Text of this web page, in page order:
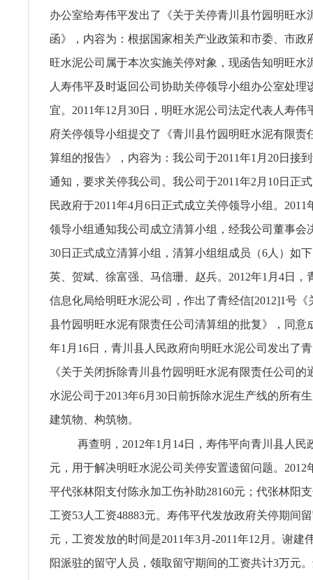
办公室给寿伟平发出了《关于关停青川县竹园明旺水
函》，内容为：根据国家相关产业政策和市委、市政
旺水泥公司属于本次实施关停对象，现函告知明旺水
人寿伟平及时返回公司协助关停领导小组办公室处理
宜。2011年12月30日，明旺水泥公司法定代表人寿伟
府关停领导小组提交了《青川县竹园明旺水泥有限责
算组的报告》，内容为：我公司于2011年1月20日接
通知，要求关停我公司。我公司于2011年2月10日正
民政府于2011年4月6日正式成立关停领导小组。2011
领导小组通知我公司成立清算小组，经我公司董事会
30日正式成立清算小组，清算小组组成员（6人）如
英、贺斌、徐富强、马信珊、赵兵。2012年1月4日，
信息化局给明旺水泥公司，作出了青经信[2012]1号《
县竹园明旺水泥有限责任公司清算组的批复》，同意
年1月16日，青川县人民政府向明旺水泥公司发出了
《关于关闭拆除青川县竹园明旺水泥有限责任公司的
水泥公司于2013年6月30日前拆除水泥生产线的所有
建筑物、构筑物。
再查明，2012年1月14日，寿伟平向青川县人民
元，用于解决明旺水泥公司关停安置遗留问题。2012
平代张林阳支付陈永加工伤补助28160元；代张林阳
工资53人工资48883元。寿伟平代发放政府关停期间
元，工资发放的时间是2011年3月-2011年12月。谢建
阳派驻的留守人员，领取留守期间的工资共计3万元